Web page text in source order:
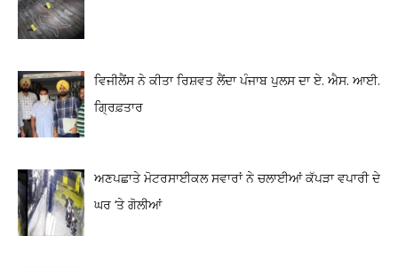
ਵਿਜੀਲੈਂਸ ਨੇ ਕੀਤਾ ਰਿਸ਼ਵਤ ਲੈਂਦਾ ਪੰਜਾਬ ਪੁਲਸ ਦਾ ਏ. ਐਸ. ਆਈ.
ਗ੍ਰਿਫ਼ਤਾਰ
ਅਣਪਛਾਤੇ ਮੋਟਰਸਾਈਕਲ ਸਵਾਰਾਂ ਨੇ ਚਲਾਈਆਂ ਕੱਪੜਾ ਵਪਾਰੀ ਦੇ
ਘਰ ‘ਤੇ ਗੋਲੀਆਂ